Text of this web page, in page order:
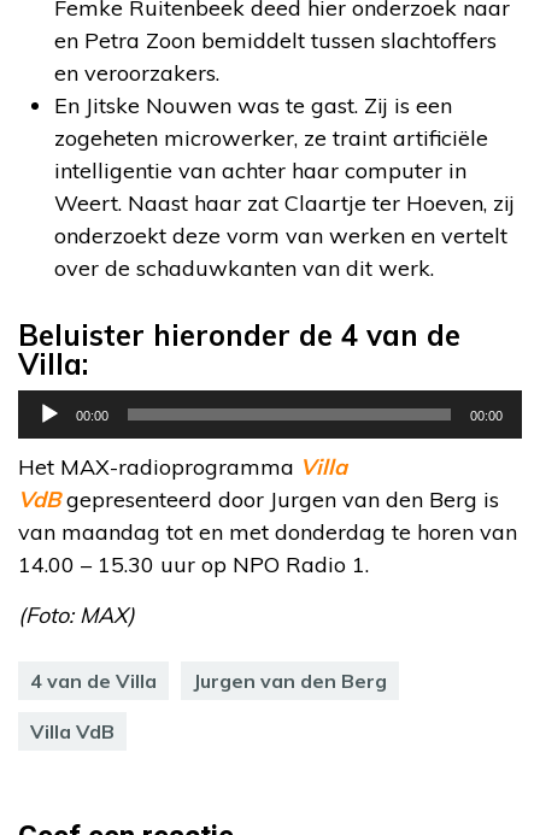
Femke Ruitenbeek deed hier onderzoek naar
en Petra Zoon bemiddelt tussen slachtoffers
en veroorzakers.
En Jitske Nouwen was te gast. Zij is een
zogeheten microwerker, ze traint artificiële
intelligentie van achter haar computer in
Weert. Naast haar zat Claartje ter Hoeven, zij
onderzoekt deze vorm van werken en vertelt
over de schaduwkanten van dit werk.
Beluister hieronder de 4 van de
Villa:
Audiospeler
00:00 00:00
Het MAX-radioprogramma Villa
VdBgepresenteerd door Jurgen van den Berg is
van maandag tot en met donderdag te horen van
14.00 – 15.30 uur op NPO Radio 1.
(Foto: MAX)
4 van de Villa Jurgen van den Berg
Villa VdB